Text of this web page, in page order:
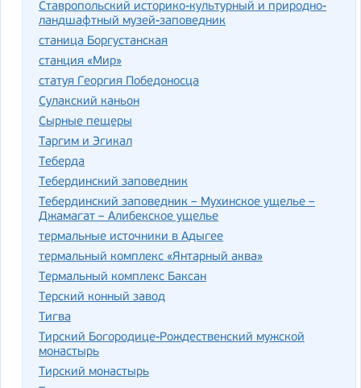
Ставропольский историко-культурный и природно-
ландшафтный музей-заповедник
станица Боргустанская
станция «Мир»
статуя Георгия Победоносца
Сулакский каньон
Сырные пещеры
Таргим и Эгикал
Теберда
Тебердинский заповедник
Тебердинский заповедник – Мухинское ущелье –
Джамагат – Алибекское ущелье
термальные источники в Адыгее
термальный комплекс «Янтарный аква»
Термальный комплекс Баксан
Терский конный завод
Тигва
Тирский Богородице-Рождественский мужской
монастырь
Тирский монастырь